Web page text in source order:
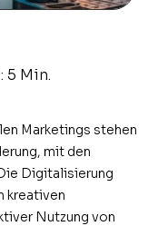
5 Min.
Marketings stehen
mit den
Digitalisierung
kreativen
Nutzung von